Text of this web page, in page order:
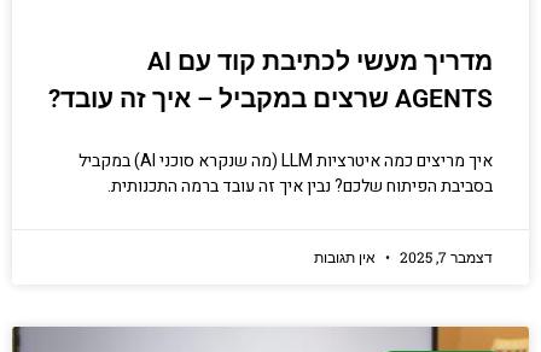
מדריך מעשי לכתיבת קוד עם AI
AGENTS שרצים במקביל – איך זה עובד?
איך מריצים כמה איטרציות LLM (מה שנקרא סוכני AI) במקביל
בסביבת הפיתוח שלכם? נבין איך זה עובד ברמה התכנותית.
דצמבר 7, 2025 אין תגובות